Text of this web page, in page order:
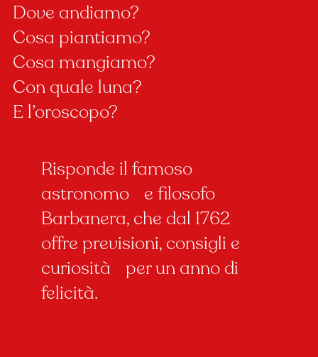
Dove andiamo?
Cosa piantiamo?
Cosa mangiamo?
Con quale luna?
E l’oroscopo?
Risponde il famoso
astronomo e filosofo
Barbanera, che dal 1762
offre previsioni, consigli e
curiosità per un anno di
felicità.